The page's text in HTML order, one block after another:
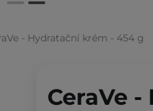
- Hydratační krém - 454 g
CeraVe